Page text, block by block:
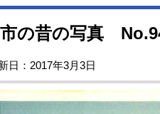
の昔の写真
日：2017年3月3日